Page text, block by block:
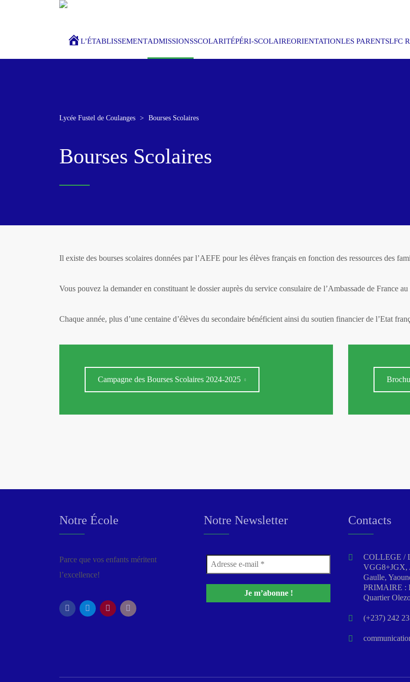
ACCUEIL
L’ÉTABLISSEMENTADMISSIONSSCOLARITÉPÉRI-SCOLAIREORIENTATIONLES PARENTSLFC
Lycée Fustel de Coulanges > Bourses Scolaires
Bourses Scolaires
Il existe des bourses scolaires données par l’AEFE pour les élèves français en fonction des ressources des
Vous pouvez la demander en constituant le dossier auprès du service consulaire de l’Ambassade de France
Chaque année, plus d’une centaine d’élèves du secondaire bénéficient ainsi du soutien financier de l’Etat
Campagne des Bourses Scolaires 2024-2025
Notre École
Parce que vos enfants méritent
l’excellence!
Notre Newsletter Contacts
COLLEGE /
VGG8+JGX,
Gaulle,
PRIMAIRE :
Quartier
(+237) 242